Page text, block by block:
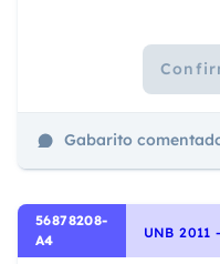
Gabarito
56878208-
A4